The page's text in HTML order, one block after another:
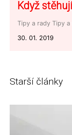
Když
Tipy a rady Tipy a
30. 01. 2019
Starší články